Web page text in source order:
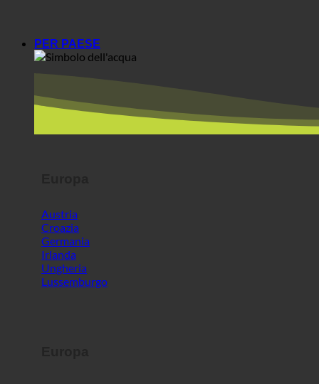
PER PAESE
Austria
Croazia
Germania
Irlanda
Ungheria
Lussemburgo